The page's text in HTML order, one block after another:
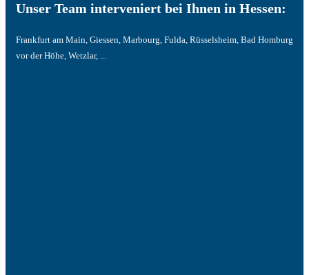
Unser Team interveniert bei Ihnen in Hessen:
Frankfurt am Main, Giessen, Marbourg, Fulda, Rüsselsheim, Bad Homburg
vor der Höhe, Wetzlar, ...